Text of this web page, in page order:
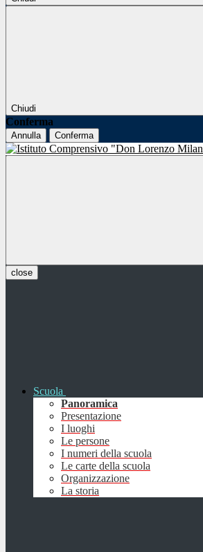
Chiudi
Conferma
Annulla Conferma
close
Scuola
Panoramica
Presentazione
I luoghi
Le persone
I numeri della scuola
Le carte della scuola
Organizzazione
La storia